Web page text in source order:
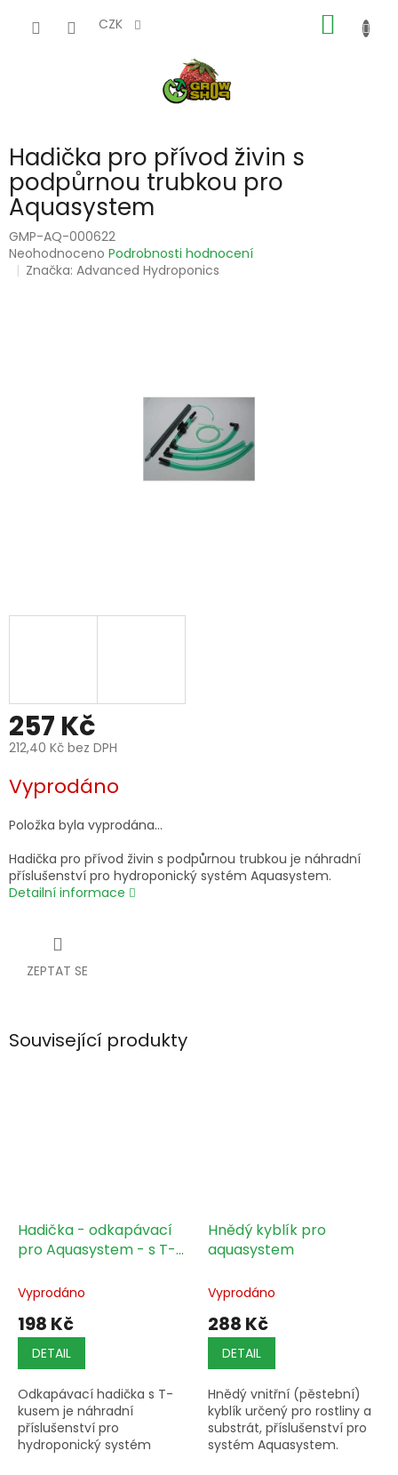
CZK
KOŠÍK
Hadička pro přívod živin s
podpůrnou trubkou pro
Aquasystem
GMP-AQ-000622
Průměrné
hodnocení
Neohodnoceno Podrobnosti hodnocení
Značka:Advanced Hydroponics
257 Kč
212,40 Kč bez DPH
cena:
Vyprodáno
Položka byla vyprodána…
Hadička pro přívod živin s podpůrnou trubkou je náhradní
příslušenství pro hydroponický systém Aquasystem.
Detailní informace
ZEPTAT SE
Související produkty
Hadička - odkapávací
pro Aquasystem - s T-
Vyprodáno
198 Kč
DETAIL
Odkapávací hadička s T-
kusem je náhradní
příslušenství pro
hydroponický systém
Hnědý kyblík pro
aquasystem
Vyprodáno
288 Kč
DETAIL
Hnědý vnitřní (pěstební)
kyblík určený pro rostliny a
substrát, příslušenství pro
systém Aquasystem.